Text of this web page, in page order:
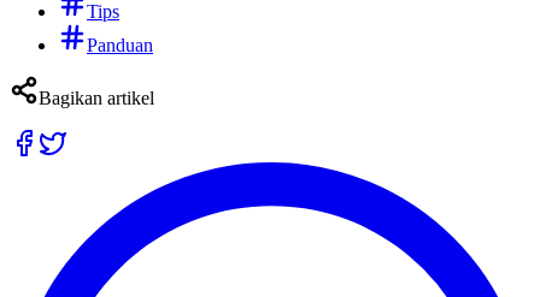
Tips
Panduan
Bagikan artikel